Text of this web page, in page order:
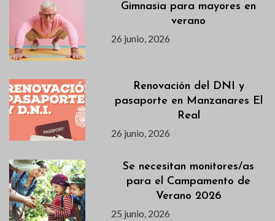
Gimnasia para mayores en
verano
26 junio, 2026
Renovación del DNI y
pasaporte en Manzanares El
Real
26 junio, 2026
Se necesitan monitores/as
para el Campamento de
Verano 2026
25 junio, 2026